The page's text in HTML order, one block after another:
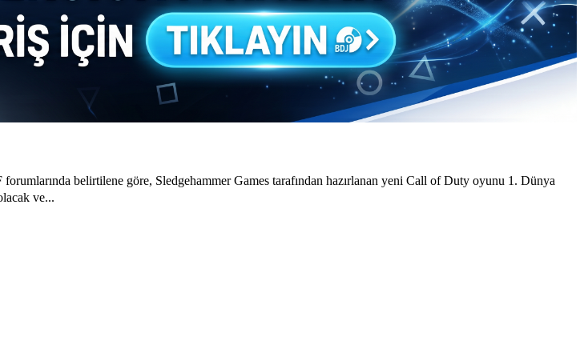
belirtilene göre, Sledgehammer Games tarafından hazırlanan yeni Call of Duty oyunu 1. Dünya
ve...